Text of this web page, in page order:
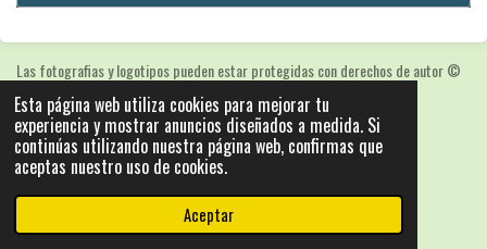
Esta página web utiliza cookies para mejorar tu
experiencia y mostrar anuncios diseñados a medida. Si
continúas utilizando nuestra página web, confirmas que
aceptas nuestro uso de cookies.
Aceptar
Las fotografias y logotipos pueden estar protegidas con derechos de autor©
2025: Statics - by ISCRLopez APP_Stats_v5.103
Con la tecnología deWebador